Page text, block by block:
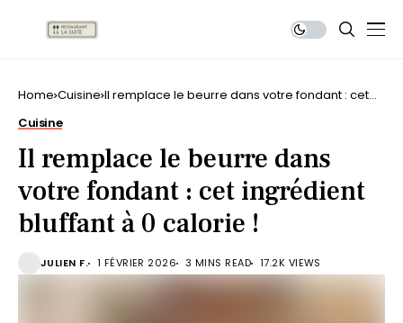
Home Cuisine Il remplace le beurre dans votre fondant : cet
Cuisine
Il remplace le beurre dans
votre fondant : cet ingrédient
bluffant à 0 calorie !
JULIEN F. 1 FÉVRIER 2026 3 MINS READ 17.2K VIEWS